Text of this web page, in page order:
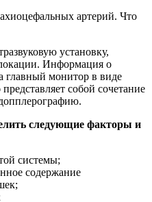
установку,
Информация о
главный монитор в виде
собой сочетание
следующие факторы и
системы;
содержание